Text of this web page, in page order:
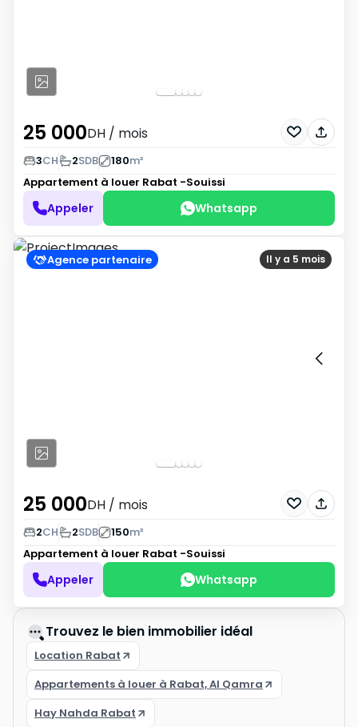
25 000DH / mois
3CH 2SDB 180m²
Appartement à louer Rabat -Souissi
Appeler Whatsapp
Il y a 5 mois
Agence partenaire
25 000DH / mois
2CH 2SDB 150m²
Appartement à louer Rabat -Souissi
Appeler Whatsapp
Trouvez le bien immobilier idéal
Location Rabat
Appartements à louer à Rabat, Al Qamra
Hay Nahda Rabat